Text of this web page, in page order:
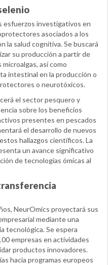
esfuerzos investigativos en
asociados a los
la salud cognitiva. Se buscará
su producción a partir de
así como
intestinal en la producción o
o neurotóxicos.
el sector pesquero y
sobre los beneficios
presentes en pescados
el desarrollo de nuevos
hallazgos científicos. La
un avance significativo
de tecnologías ómicas al
NeurOmics proyectará sus
mediante una
tecnológica. Se espera
empresas en actividades
productos innovadores.
hacia programas europeos